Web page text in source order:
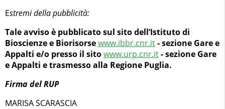
Estremi della pubblicità:
Tale avviso è pubblicato sul sito dell’Istituto di
Bioscienze e Biorisorsewww.ibbr.cnr.it- sezione Gare e
Appalti e/o presso il sitowww.urp.cnr.it- sezione Gare
e Appalti e trasmesso alla Regione Puglia.
Firma del RUP
MARISA SCARASCIA